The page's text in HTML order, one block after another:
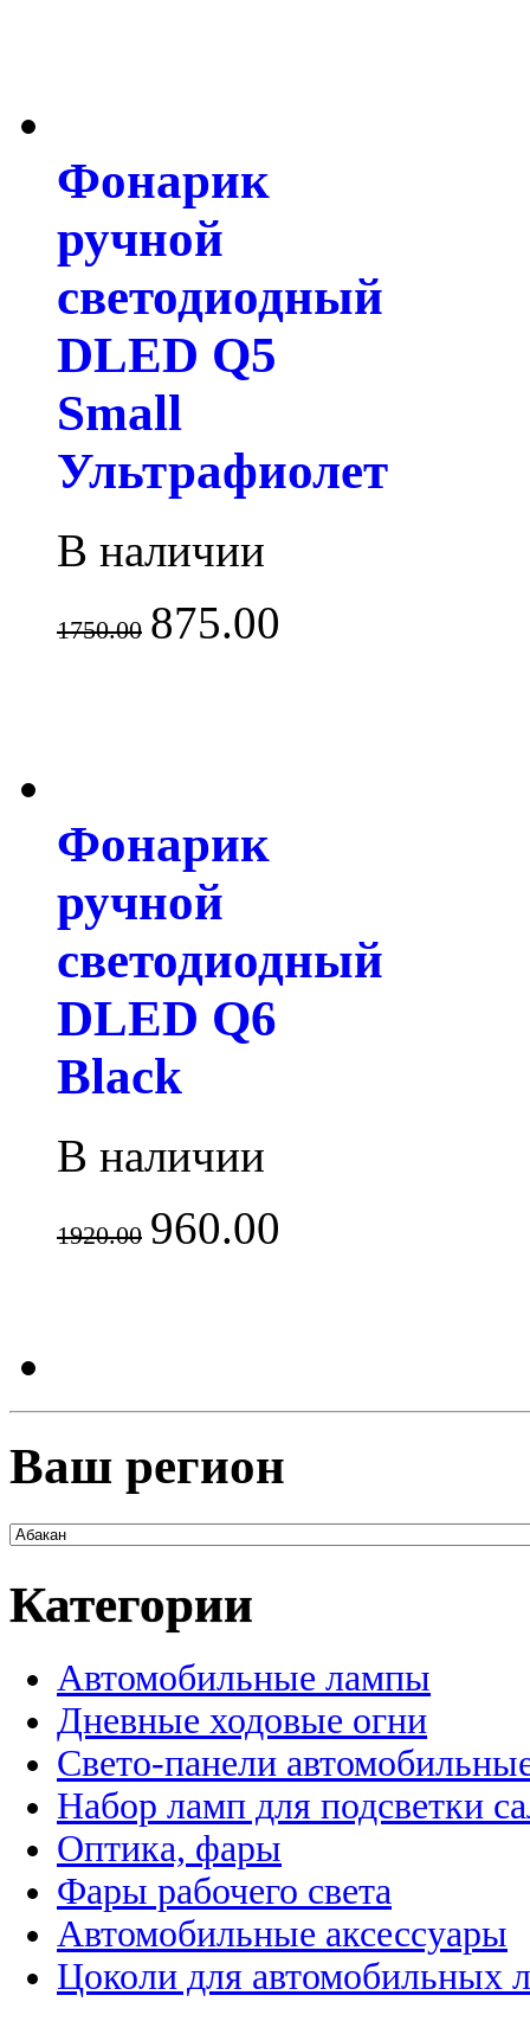
Фонарик
ручной
светодиодный
DLED Q5
Small
Ультрафиолет
В наличии
1750.00 875.00
Фонарик
ручной
светодиодный
DLED Q6
Black
В наличии
1920.00 960.00
Ваш регион
Категории
Автомобильные лампы
Дневные ходовые огни
Свето-панели
Набор ламп для подсветки
Оптика, фары
Фары рабочего света
Автомобильные аксессуары
Цоколи для автомобильных